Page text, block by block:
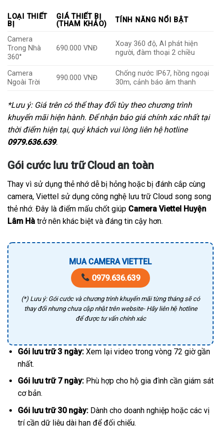
LOẠI THIẾT
BỊ
GIÁ THIẾT BỊ
(THAM KHẢO)
TÍNH NĂNG NỔI BẬT
Camera
Trong Nhà
360°
690.000 VNĐ
Xoay 360 độ, AI phát hiện
người, đàm thoại 2 chiều
Camera
Ngoài Trời
990.000 VNĐ
Chống nước IP67, hồng ngoại
30m, cảnh báo âm thanh
*Lưu ý: Giá trên có thể thay đổi tùy theo chương trình
khuyến mãi hiện hành. Để nhận báo giá chính xác nhất tại
thời điểm hiện tại, quý khách vui lòng liên hệ hotline
0979.636.639.
Gói cước lưu trữ Cloud an toàn
Thay vì sử dụng thẻ nhớ dễ bị hỏng hoặc bị đánh cắp cùng
camera, Viettel sử dụng công nghệ lưu trữ Cloud song song
thẻ nhớ. Đây là điểm mấu chốt giúp Camera Viettel Huyện
Lâm Hà trở nên khác biệt và đáng tin cậy hơn.
MUA CAMERA VIETTEL
0979.636.639
(*) Lưu ý: Gói cước và chương trình khuyến mãi từng tháng sẽ có
thay đổi nhưng chưa cập nhật trên website- Hãy liên hệ hotline
để được tư vấn chính xác
Gói lưu trữ 3 ngày:Xem lại video trong vòng 72 giờ gần
nhất.
Gói lưu trữ 7 ngày:Phù hợp cho hộ gia đình cần giám sát
cơ bản.
Gói lưu trữ 30 ngày:Dành cho doanh nghiệp hoặc các vị
trí cần dữ liệu dài hạn để đối chiếu.